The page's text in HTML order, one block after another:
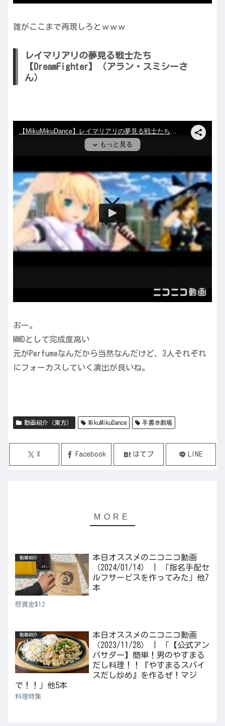
誰がここまで再現しろとｗｗｗ
レイマリアリの夢見る戦士たち
【DreamFighter】（アラン・スミシーさ
ん）
おー。
MMDとして完成度高い
元がPerfumeなんだから当然なんだけど、3人それぞれ
にフォーカスしていく演出が良いね。
動画紹介（東方） MikuMikuDance 手書き劇場
X Facebook はてブ LINE
動画紹介
本日オススメのニコニコ動画
（2024/01/14） | 「指名手配セ
ルフサービスを作ってみた」他7
本
懸賞金$12
動画紹介
本日オススメのニコニコ動画
（2023/11/28） | 「【公式アン
バサダー】簡単！男のやすまる
だし料理！！『やすまるスパイ
スだし炒め』を作るぜ！マジ
で！！」他5本
料理特集